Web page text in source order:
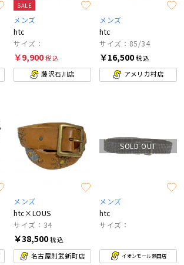
SALE
メンズ
htc
サイズ：
￥9,900税込
藤沢石川店
メンズ
htc
サイズ：85/34
￥16,500税込
アメリカ村店
メンズ
htc×LOUS
サイズ：34
￥38,500税込
名古屋則武新町店
SOLD OUT
メンズ
htc
サイズ：
イオンモール熱田店